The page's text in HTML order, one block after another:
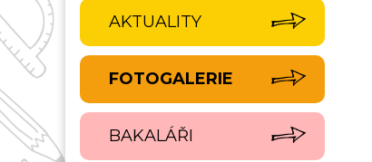
AKTUALITY
FOTOGALERIE
BAKALÁŘI